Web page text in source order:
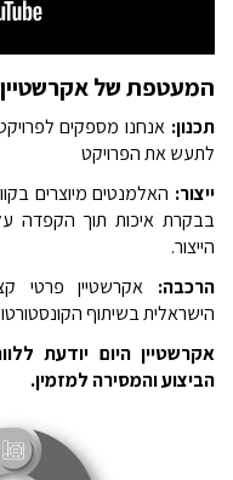
המעטפת של אקרשטיין
תכנון: אנחנו מספקים
לתעש את הפרויקט
ייצור: האלמנטים מיוצרים
בבקרת איכות תוך הקפדה
הייצור.
הרכבה: אקרשטיין פרטי
הישראלית בשיתוף
אקרשטיין היום יודעת
הביצוע והמסירה למזמין.